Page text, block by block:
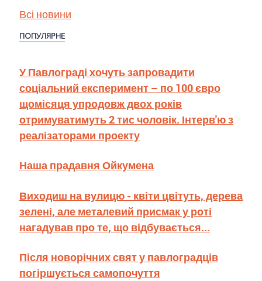
Всі новини
ПОПУЛЯРНЕ
У Павлограді хочуть запровадити
соціальний експеримент – по 100 євро
щомісяця упродовж двох років
отримуватимуть 2 тис чоловік. Інтерв'ю з
реалізаторами проекту
Наша прадавня Ойкумена
Виходиш на вулицю - квіти цвітуть, дерева
зелені, але металевий присмак у роті
нагадував про те, що відбувається...
Після новорічних свят у павлоградців
погіршується самопочуття